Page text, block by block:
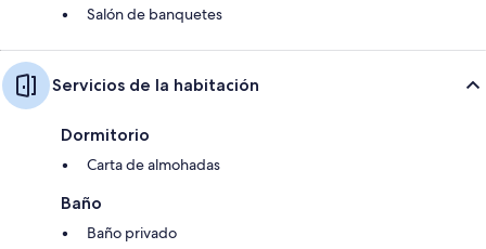
Salón de banquetes
Servicios de la habitación
Dormitorio
Carta de almohadas
Baño
Baño privado